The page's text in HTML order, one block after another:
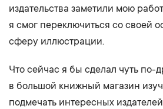
издательства заметили мою
я смог переключиться со своей
сферу иллюстрации.
Что сейчас я бы сделал чуть по-
в большой книжный магазин
подмечать интересных